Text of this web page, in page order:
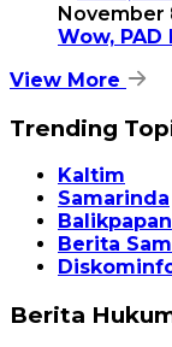
November
Wow, PAD
View More
Trending
Kaltim
Samarinda
Balikpapan
Berita
Berita